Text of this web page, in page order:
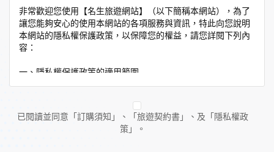
非常歡迎您使用【名生旅遊網站】（以下簡稱本網站），為了
讓您能夠安心的使用本網站的各項服務與資訊，特此向您說明
本網站的隱私權保護政策，以保障您的權益，請您詳閱下列內
容：
一、隱私權保護政策的適用範圍
隱私權保護政策內容，包括本網站如何處理在您使用網站服務
外的相關連結網站，也不適用於非本網站所委託或參與管理的
人員。
已閱讀並同意「訂購須知」、「旅遊契約書」、及「隱私權政
策」。